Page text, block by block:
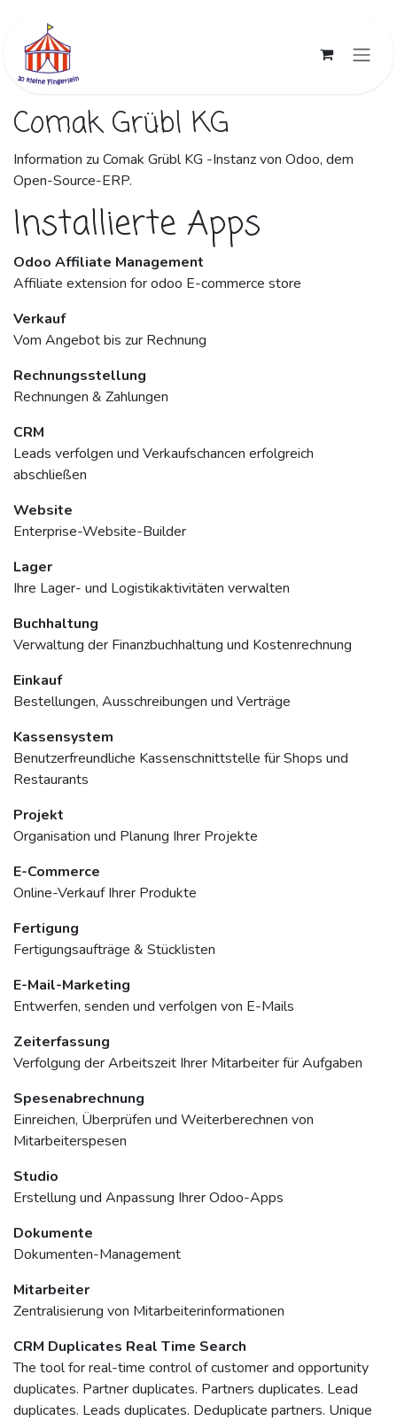
Comak Grübl KG
Information zu Comak Grübl KG -Instanz von Odoo, dem
Open-Source-ERP.
Installierte Apps
Odoo Affiliate Management
Affiliate extension for odoo E-commerce store
Verkauf
Vom Angebot bis zur Rechnung
Rechnungsstellung
Rechnungen & Zahlungen
CRM
Leads verfolgen und Verkaufschancen erfolgreich
abschließen
Website
Enterprise-Website-Builder
Lager
Ihre Lager- und Logistikaktivitäten verwalten
Buchhaltung
Verwaltung der Finanzbuchhaltung und Kostenrechnung
Einkauf
Bestellungen, Ausschreibungen und Verträge
Kassensystem
Benutzerfreundliche Kassenschnittstelle für Shops und
Restaurants
Projekt
Organisation und Planung Ihrer Projekte
E-Commerce
Online-Verkauf Ihrer Produkte
Fertigung
Fertigungsaufträge & Stücklisten
E-Mail-Marketing
Entwerfen, senden und verfolgen von E-Mails
Zeiterfassung
Verfolgung der Arbeitszeit Ihrer Mitarbeiter für Aufgaben
Spesenabrechnung
Einreichen, Überprüfen und Weiterberechnen von
Mitarbeiterspesen
Studio
Erstellung und Anpassung Ihrer Odoo-Apps
Dokumente
Dokumenten-Management
Mitarbeiter
Zentralisierung von Mitarbeiterinformationen
CRM Duplicates Real Time Search
The tool for real-time control of customer and opportunity
duplicates. Partner duplicates. Partners duplicates. Lead
duplicates. Leads duplicates. Deduplicate partners. Unique